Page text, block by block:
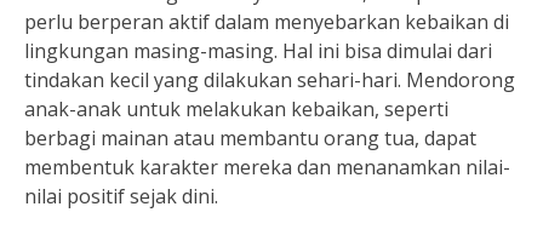
perlu berperan aktif dalam menyebarkan kebaikan di
lingkungan masing-masing. Hal ini bisa dimulai dari
tindakan kecil yang dilakukan sehari-hari. Mendorong
anak-anak untuk melakukan kebaikan, seperti
berbagi mainan atau membantu orang tua, dapat
membentuk karakter mereka dan menanamkan nilai-
nilai positif sejak dini.